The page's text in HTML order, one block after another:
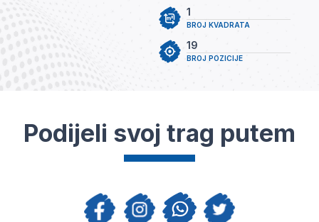
BROJ KVADRATA
1
BROJ POZICIJE
19
Podijeli svoj trag putem